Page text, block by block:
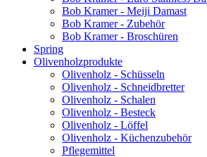
Bob Kramer - Meiji Damast
Bob Kramer - Zubehör
Bob Kramer - Broschüren
Spring
Olivenholzprodukte
Olivenholz - Schüsseln
Olivenholz - Schneidbretter
Olivenholz - Schalen
Olivenholz - Besteck
Olivenholz - Löffel
Olivenholz - Küchenzubehör
Pflegemittel